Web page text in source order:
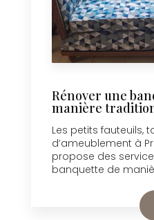
Rénover une
manière
Les petits fauteuils,
d’ameublement à
propose des
banquette de